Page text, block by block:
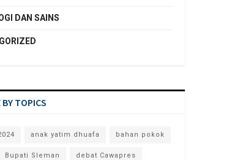
DAN SAINS
BY TOPICS
anak yatim dhuafa bahan pokok
Bupati Sleman debat Cawapres